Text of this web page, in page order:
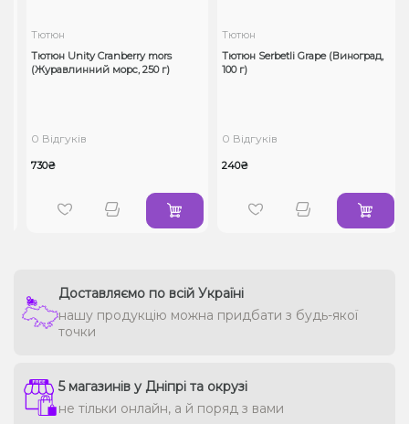
Тютюн
Тютюн Unity Cranberry mors
(Журавлинний морс, 250 г)
0 Відгуків
730₴
Тютюн
Тютюн Serbetli Grape (Виноград,
100 г)
0 Відгуків
240₴
Доставляємо по всій Україні
нашу продукцію можна придбати з будь-якої
точки
5 магазинів у Дніпрі та окрузі
не тільки онлайн, а й поряд з вами